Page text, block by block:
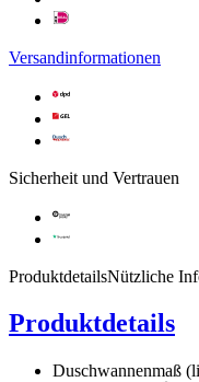
Versandinformationen
Sicherheit und Vertrauen
Produktdetails
Produktdetails
Duschwannenmaß
Nützliche